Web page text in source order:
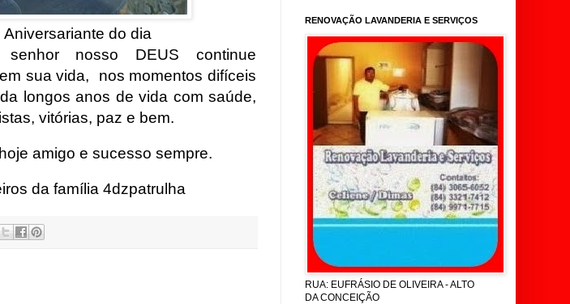
do dia
senhor nosso DEUS continue
sua vida,
nos momentos difíceis
longos anos de vida com saúde,
vitórias, paz e bem.
amigo e sucesso sempre.
da família 4dzpatrulha
RENOVAÇÃO LAVANDERIA E SERVIÇOS
RUA: EUFRÁSIO DE OLIVEIRA - ALTO
DA CONCEIÇÃO